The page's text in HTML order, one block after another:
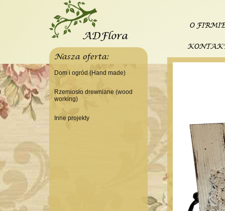
Nasza oferta:
Dom i ogród (Hand made)
Świeczniki
Tace
Panele, szyldy dekoracyjne
Rzemiosło drewniane (wood
working)
Do domu
Inne projekty
O